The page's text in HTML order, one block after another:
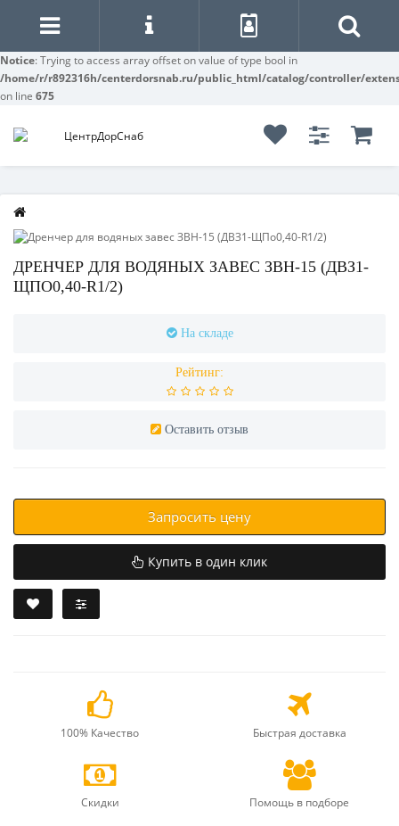
Notice: Trying to access array offset on value of type bool in
/home/r/r892316h/centerdorsnab.ru/public_html/catalog/controller/
on line 675
ДРЕНЧЕР ДЛЯ ВОДЯНЫХ ЗАВЕС ЗВН-15 (ДВЗ1-
ЩПО0,40-R1/2)
На складе
Рейтинг:
Оставить отзыв
Запросить цену
Купить в один клик
100% Качество Быстрая доставка
Скидки Помощь в подборе